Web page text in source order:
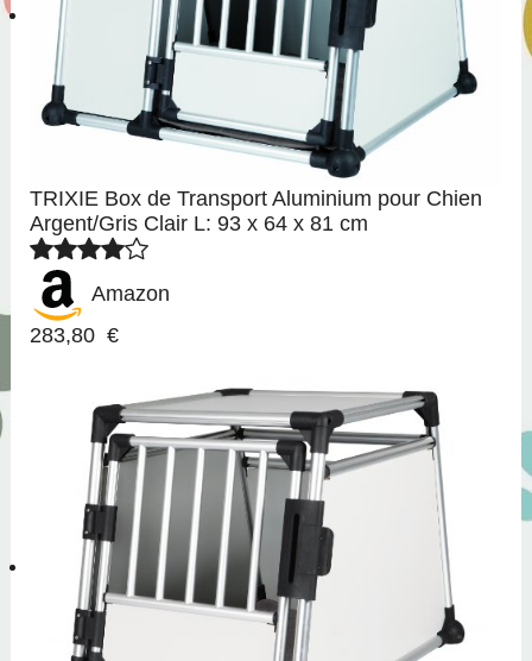
TRIXIE Box de Transport Aluminium pour Chien
Argent/Gris Clair L: 93 x 64 x 81 cm
Amazon
283,80 €